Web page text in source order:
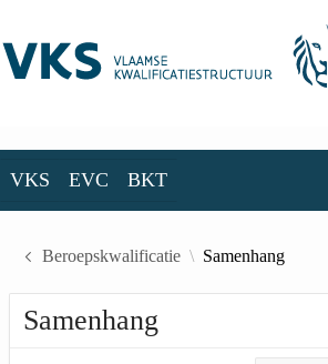
VKS EVC BKT
Beroepskwalificatie Samenhang
Samenhang